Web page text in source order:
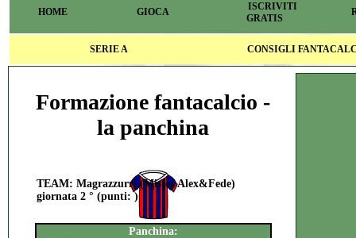
HOME GIOCA
ISCRIVITI
GRATIS
SERIE A CONSIGLI
Formazione fantacalcio -
la panchina
TEAM: Magrazzurri (Mister Alex&Fede)
giornata 2 ° (punti: )
Panchina: